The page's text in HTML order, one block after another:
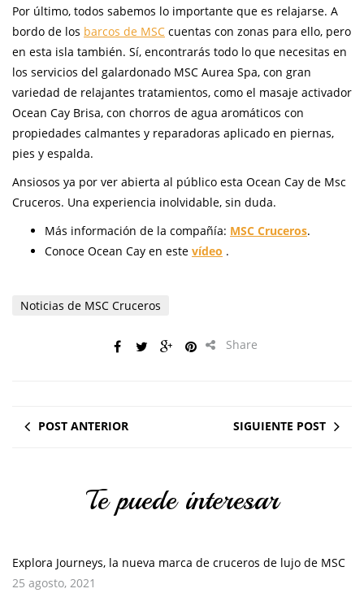
Por último, todos sabemos lo importante que es relajarse. A
bordo de los barcos de MSC cuentas con zonas para ello, pero
en esta isla también. Sí, encontrarás todo lo que necesitas en
los servicios del galardonado MSC Aurea Spa, con gran
variedad de relajantes tratamientos, como el masaje activador
Ocean Cay Brisa, con chorros de agua aromáticos con
propiedades calmantes y reparadoras aplicado en piernas,
pies y espalda.
Ansiosos ya por ver abierta al público esta Ocean Cay de Msc
Cruceros. Una experiencia inolvidable, sin duda.
Más información de la compañía: MSC Cruceros.
Conoce Ocean Cay en este vídeo .
Noticias de MSC Cruceros
Share
POST ANTERIOR SIGUIENTE POST
Te puede interesar
Explora Journeys, la nueva marca de cruceros de lujo de MSC
25 agosto, 2021